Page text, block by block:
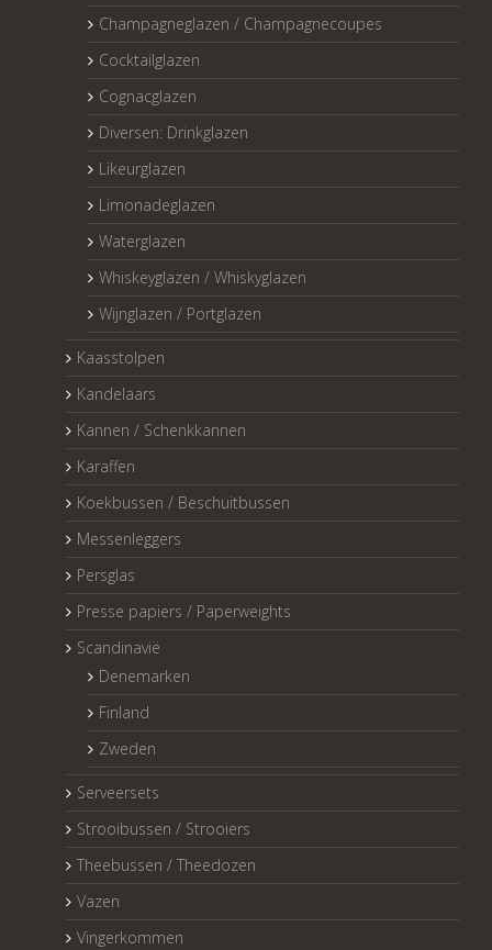
Champagneglazen / Champagnecoupes
Cocktailglazen
Cognacglazen
Diversen: Drinkglazen
Likeurglazen
Limonadeglazen
Waterglazen
Whiskeyglazen / Whiskyglazen
Wijnglazen / Portglazen
Kaasstolpen
Kandelaars
Kannen / Schenkkannen
Karaffen
Koekbussen / Beschuitbussen
Messenleggers
Persglas
Presse papiers / Paperweights
Scandinavië
Denemarken
Finland
Zweden
Serveersets
Strooibussen / Strooiers
Theebussen / Theedozen
Vazen
Vingerkommen